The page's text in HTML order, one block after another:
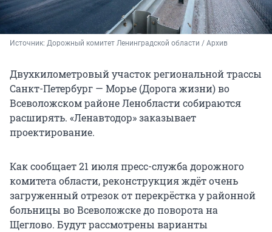
Источник: Дорожный комитет Ленинградской области / Архив
Двухкилометровый участок региональной трассы
Санкт-Петербург — Морье (Дорога жизни) во
Всеволожском районе Ленобласти собираются
расширять. «Ленавтодор» заказывает
проектирование.
Как сообщает 21 июля пресс-служба дорожного
комитета области, реконструкция ждёт очень
загруженный отрезок от перекрёстка у районной
больницы во Всеволожске до поворота на
Щеглово. Будут рассмотрены варианты